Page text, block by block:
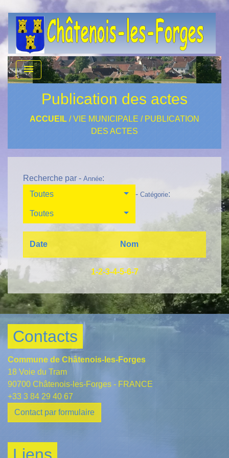
menu
Publication des actes
ACCUEIL /VIE MUNICIPALE / PUBLICATION
DES ACTES
Recherche par - Année:
Toutes
- Catégorie:
Toutes
Date Nom
1-2-3-4-5-6-7
Contacts
Commune de Châtenois-les-Forges
18 Voie du Tram
90700 Châtenois-les-Forges - FRANCE
+33 3 84 29 40 67
Contact par formulaire